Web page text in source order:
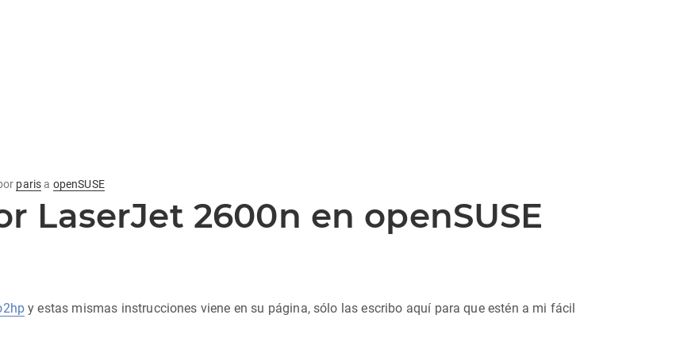
parisa openSUSE
LaserJet 2600n en openSUSE
y estas mismas instrucciones viene en su página, sólo las escribo aquí para que estén a mi fácil